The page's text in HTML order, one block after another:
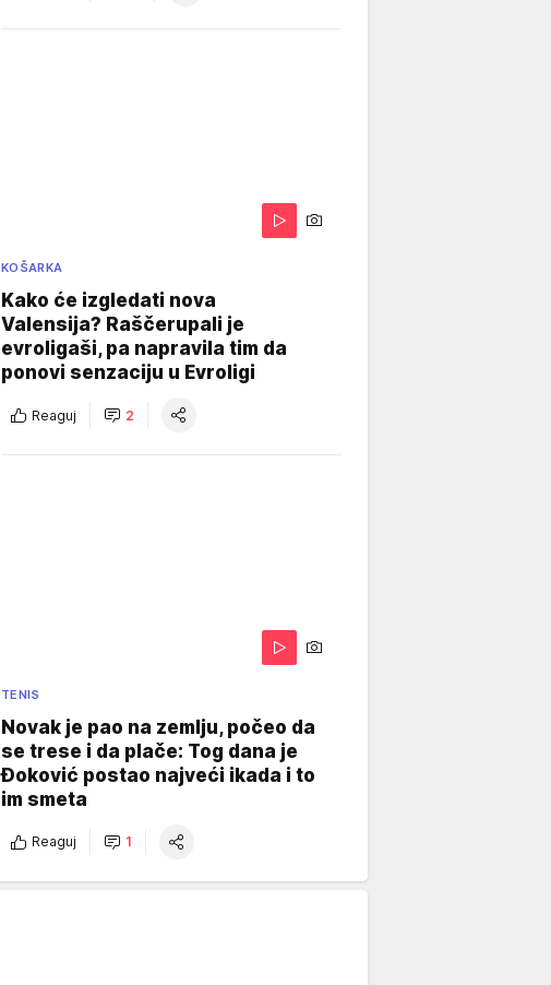
KOŠARKA
Kako će izgledati nova
Valensija? Raščerupali je
evroligaši, pa napravila tim da
ponovi senzaciju u Evroligi
Reaguj 2
TENIS
Novak je pao na zemlju, počeo da
se trese i da plače: Tog dana je
Đoković postao najveći ikada i to
im smeta
Reaguj 1